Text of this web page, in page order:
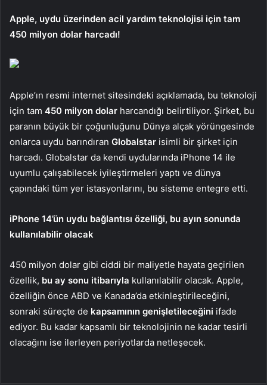
Apple, uydu üzerinden acil yardım teknolojisi için tam
450 milyon dolar harcadı!
Apple’ın resmi internet sitesindeki açıklamada, bu teknoloji
için tam 450 milyon dolar harcandığı belirtiliyor. Şirket, bu
paranın büyük bir çoğunluğunu Dünya alçak yörüngesinde
onlarca uydu barındıran Globalstar isimli bir şirket için
harcadı. Globalstar da kendi uydularında iPhone 14 ile
uyumlu çalışabilecek iyileştirmeleri yaptı ve dünya
çapındaki tüm yer istasyonlarını, bu sisteme entegre etti.
iPhone 14’ün uydu bağlantısı özelliği, bu ayın sonunda
kullanılabilir olacak
450 milyon dolar gibi ciddi bir maliyetle hayata geçirilen
özellik, bu ay sonu itibarıyla kullanılabilir olacak. Apple,
özelliğin önce ABD ve Kanada’da etkinleştirileceğini,
sonraki süreçte de kapsamının genişletileceğini ifade
ediyor. Bu kadar kapsamlı bir teknolojinin ne kadar tesirli
olacağını ise ilerleyen periyotlarda netleşecek.